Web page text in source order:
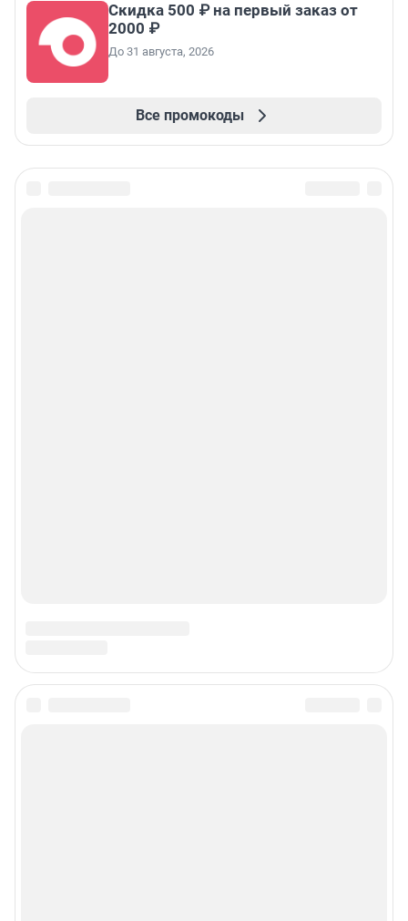
Скидка 500 ₽ на первый заказ от
2000 ₽
До 31 августа, 2026
Все промокоды